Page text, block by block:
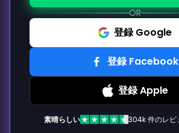
OR
登録 Google
登録 Facebook
登録 Apple
素晴らしい 304k 件のレビ